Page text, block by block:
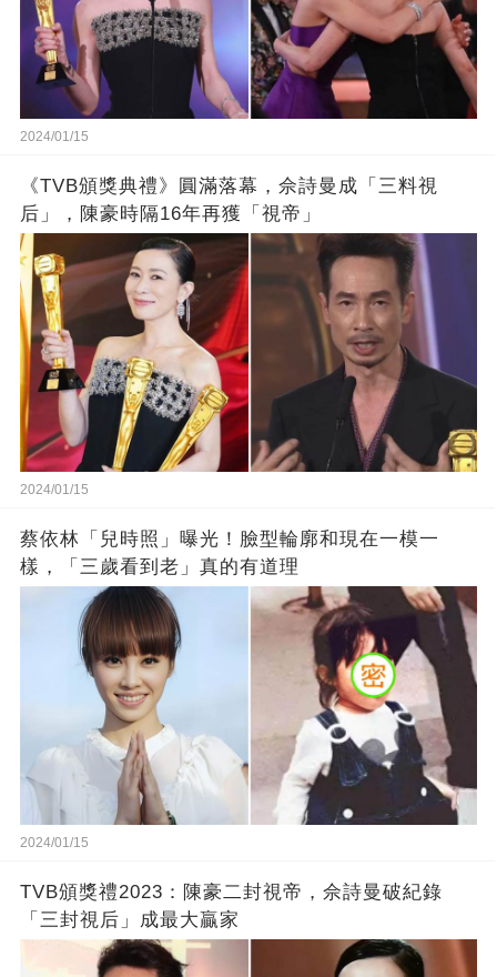
2024/01/15
《TVB頒獎典禮》圓滿落幕，佘詩曼成「三料視
后」，陳豪時隔16年再獲「視帝」
2024/01/15
蔡依林「兒時照」曝光！臉型輪廓和現在一模一
樣，「三歲看到老」真的有道理
2024/01/15
TVB頒獎禮2023：陳豪二封視帝，佘詩曼破紀錄
「三封視后」成最大贏家